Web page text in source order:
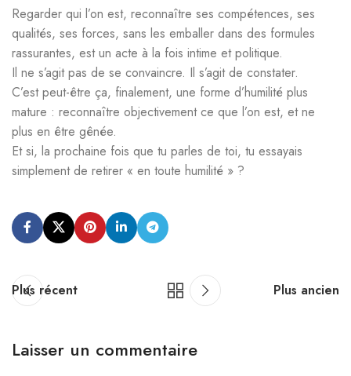
Regarder qui l’on est, reconnaître ses compétences, ses
qualités, ses forces, sans les emballer dans des formules
rassurantes, est un acte à la fois intime et politique.
Il ne s’agit pas de se convaincre. Il s’agit de constater.
C’est peut-être ça, finalement, une forme d’humilité plus
mature : reconnaître objectivement ce que l’on est, et ne
plus en être gênée.
Et si, la prochaine fois que tu parles de toi, tu essayais
simplement de retirer « en toute humilité » ?
Plus récent Plus ancien
Laisser un commentaire